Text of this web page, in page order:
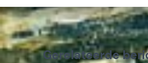
Gerelateerde